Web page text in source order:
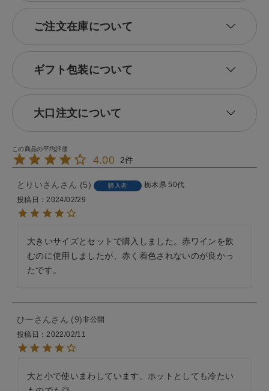
ご注文在庫について
ギフト包装について
大口注文について
4.00 2
とりいさん 5 購入者 栃木県 50代
投稿日
2024/02/29
大きいサイズとセットで購入しました。赤ワインを飲
むのに使用しましたが、赤く着色されないのが良かっ
たです。
ひーさん 9 非公開
投稿日
2022/02/11
大と小で使いまわしています。ホットとしても冷たい